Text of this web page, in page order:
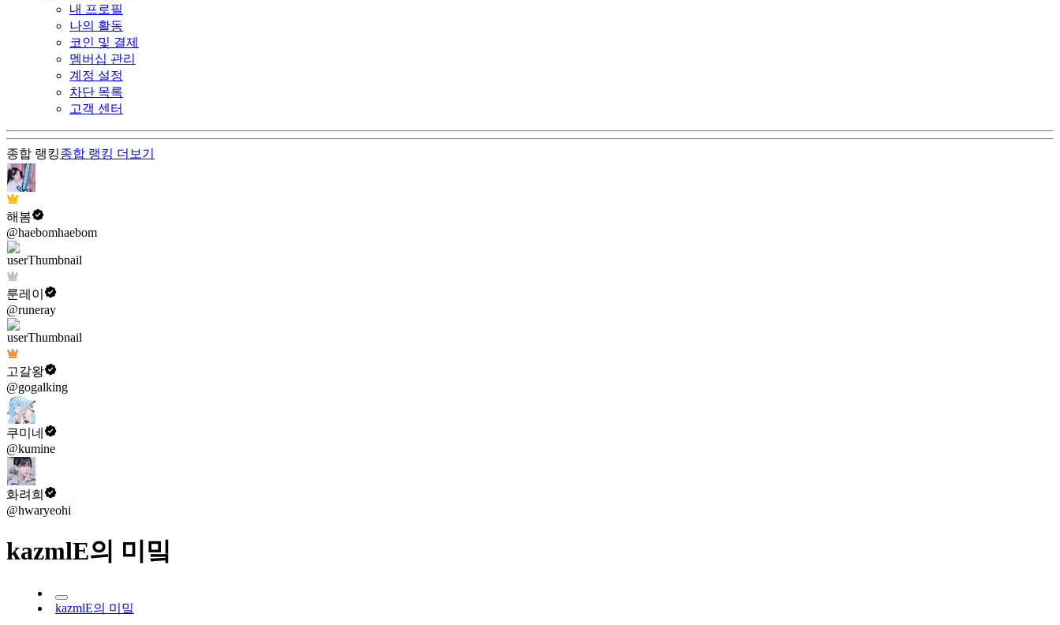
내 프로필
나의 활동
코인 및 결제
멤버십 관리
계정 설정
차단 목록
고객 센터
종합 랭킹종합 랭킹 더보기
해봄
@haebomhaebom
룬레이
@runeray
고갈왕
@gogalking
쿠미네
@kumine
화려희
@hwaryeohi
kazmlE의 미밐
kazmlE의 미밐